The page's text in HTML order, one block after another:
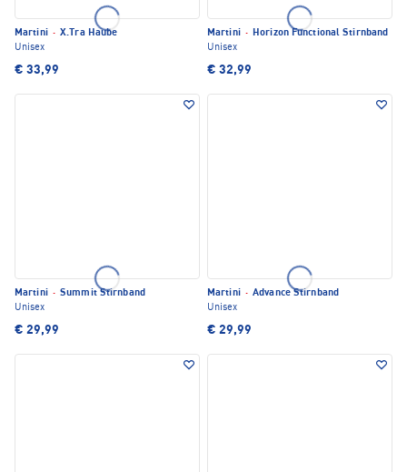
Martini · X.Tra Haube
Unisex
€ 33,99
Martini · Horizon Functional Stirnband
Unisex
€ 32,99
Martini · Summit Stirnband
Unisex
€ 29,99
Martini · Advance Stirnband
Unisex
€ 29,99